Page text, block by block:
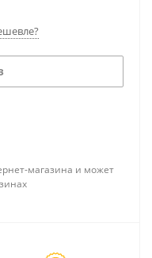
магазина и может